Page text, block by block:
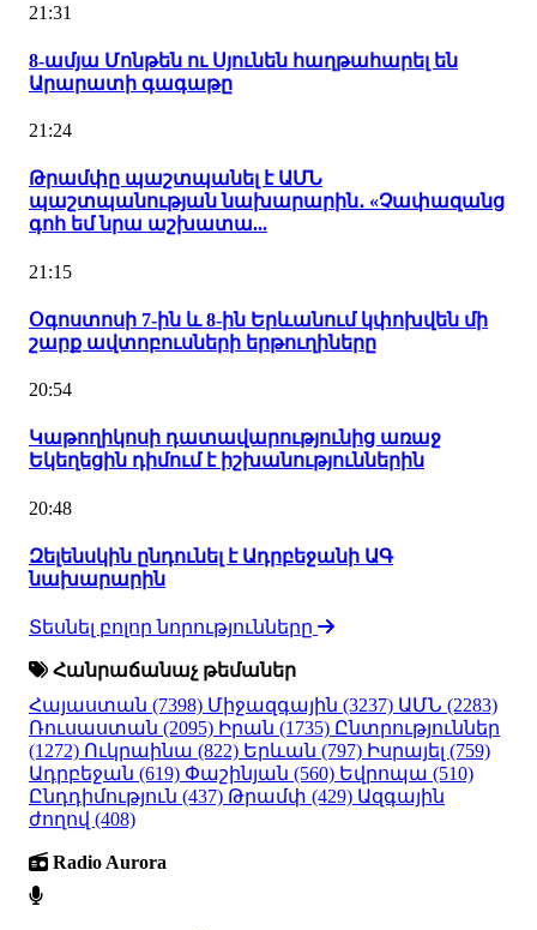
21:31
8-ամյա Մոնթեն ու Սյունեն հաղթահարել են
Արարատի գագաթը
21:24
Թրամփը պաշտպանել է ԱՄՆ
պաշտպանության նախարարին․ «Չափազանց
գոհ եմ նրա աշխատա...
21:15
Օգոստոսի 7-ին և 8-ին Երևանում կփոխվեն մի
շարք ավտոբուսների երթուղիները
20:54
Կաթողիկոսի դատավարությունից առաջ
Եկեղեցին դիմում է իշխանություններին
20:48
Զելենսկին ընդունել է Ադրբեջանի ԱԳ
նախարարին
Տեսնել բոլոր նորությունները
Հանրաճանաչ թեմաներ
Հայաստան (7398) Միջազգային (3237) ԱՄՆ (2283)
Ռուսաստան (2095) Իրան (1735) Ընտրություններ
(1272) Ուկրաինա (822) Երևան (797) Իսրայել (759)
Ադրբեջան (619) Փաշինյան (560) Եվրոպա (510)
Ընդդիմություն (437) Թրամփ (429) Ազգային
ժողով (408)
Radio Aurora